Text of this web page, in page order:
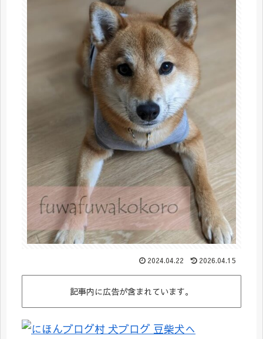
2024.04.22 2026.04.15
記事内に広告が含まれています。